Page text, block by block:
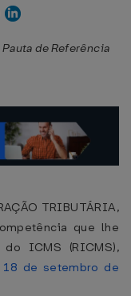
de Referência
TRIBUTÁRIA,
que lhe
ICMS (RICMS),
18 de setembro de